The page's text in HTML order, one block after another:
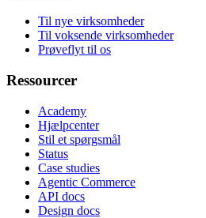
Til nye virksomheder
Til voksende virksomheder
Prøveflyt til os
Ressourcer
Academy
Hjælpcenter
Stil et spørgsmål
Status
Case studies
Agentic Commerce
API docs
Design docs